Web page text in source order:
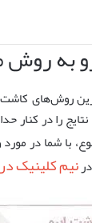
به
روش‌های کاشت
را در کنار
با شما در
درنیم کلینیک